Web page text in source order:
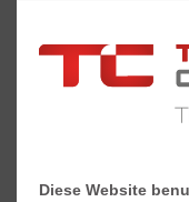
Schwerpunkt y,
Diese Website